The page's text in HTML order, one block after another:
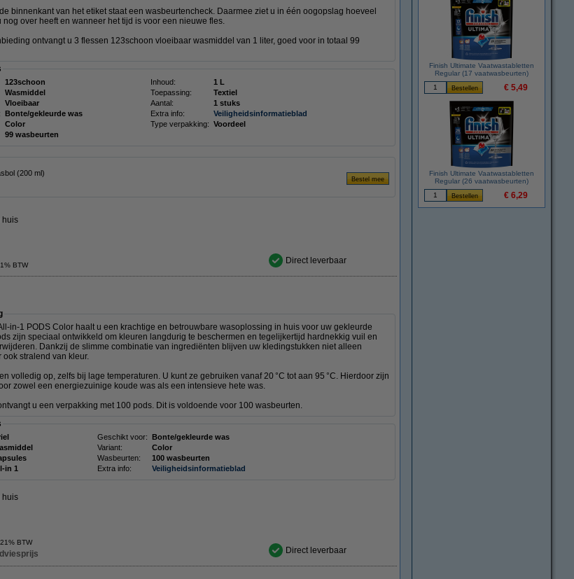
binnenkant van het etiket staat een wasbeurtencheck. Daarmee ziet u in één oogopslag hoeveel
nog over heeft en wanneer het tijd is voor een nieuwe fles.
ontvangt u 3 flessen 123schoon vloeibaar wasmiddel van 1 liter, goed voor in totaal 99
123schoon Inhoud:
1 L
Wasmiddel Toepassing:
Textiel
Vloeibaar Aantal:
1 stuks
Bonte/gekleurde was Extra info:
Veiligheidsinformatieblad
Color Type verpakking: Voordeel
99 wasbeurten
(200 ml)
huis
BTW Direct leverbaar
in-1 PODS Color haalt u een krachtige en betrouwbare wasoplossing in huis voor uw gekleurde
zijn speciaal ontwikkeld om kleuren langdurig te beschermen en tegelijkertijd hardnekkig vuil en
Dankzij de slimme combinatie van ingrediënten blijven uw kledingstukken niet alleen
ook stralend van kleur.
volledig op, zelfs bij lage temperaturen. U kunt ze gebruiken vanaf 20 °C tot aan 95 °C. Hierdoor zijn
zowel een energiezuinige koude was als een intensieve hete was.
u een verpakking met 100 pods. Dit is voldoende voor 100 wasbeurten.
Geschikt voor: Bonte/gekleurde was
Variant:
Color
Wasbeurten:
100 wasbeurten
in 1 Extra info: Veiligheidsinformatieblad
huis
BTW
Direct leverbaar
Finish Ultimate Vaatwastabletten
Regular (17 vaatwasbeurten)
€ 5,49
Finish Ultimate Vaatwastabletten
Regular (26 vaatwasbeurten)
€ 6,29